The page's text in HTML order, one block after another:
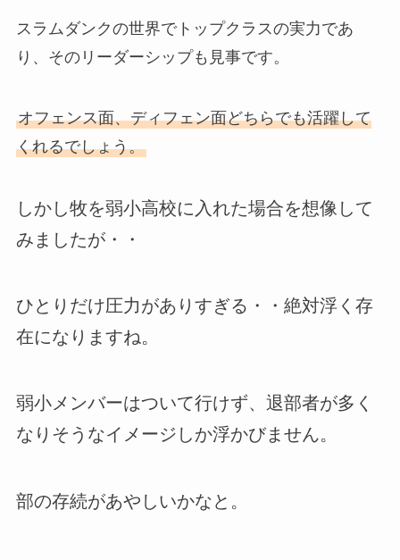
スラムダンクの世界でトップクラスの実力であ
り、そのリーダーシップも見事です。
オフェンス面、ディフェン面どちらでも活躍して
くれるでしょう。
しかし牧を弱小高校に入れた場合を想像して
みましたが・・
ひとりだけ圧力がありすぎる・・絶対浮く存
在になりますね。
弱小メンバーはついて行けず、退部者が多く
なりそうなイメージしか浮かびません。
部の存続があやしいかなと。